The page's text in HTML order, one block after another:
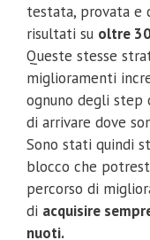
testata, provata e
risultati su oltre
Queste stesse
miglioramenti
ognuno degli step
di arrivare dove
Sono stati quindi
blocco che
percorso di
di acquisire
nuoti.